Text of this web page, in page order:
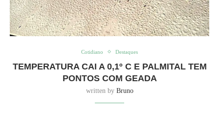
Cotidiano Destaques
TEMPERATURA CAI A 0,1º C E PALMITAL TEM
PONTOS COM GEADA
written by Bruno